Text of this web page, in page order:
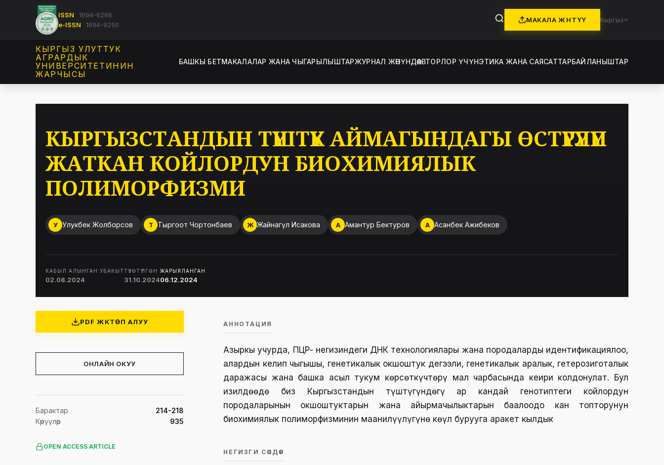
ISSN
1694-6286
e-ISSN
1694-9250
МАКАЛА ЖӨНӨТҮҮ Кыргыз
КЫРГЫЗ УЛУТТУК
АГРАРДЫК
УНИВЕРСИТЕТИНИН
ЖАРЧЫСЫ
БАШКЫ БЕТМАКАЛАЛАР ЖАНА ЧЫГАРЫЛЫШТАРЖУРНАЛ ЖӨНҮНДӨАВТОРЛОР ҮЧҮНЭТИКА ЖАНА САЯСАТТАРБАЙЛАНЫШТАР
КЫРГЫЗСТАНДЫН ТҮШТҮК АЙМАГЫНДАГЫ ӨСТҮРҮЛҮП
ЖАТКАН КОЙЛОРДУН БИОХИМИЯЛЫК
ПОЛИМОРФИЗМИ
У Улукбек Жолборсов Т Тыргоот Чортонбаев Ж Жайнагүл Исакова А Амантур Бектуров А Асанбек Ажибеков
КАБЫЛ АЛЫНГАН УБАКЫТ
02.08.2024
ТҮЗӨТҮЛГӨН
31.10.2024
ЖАРЫЯЛАНГАН
06.12.2024
PDF ЖҮКТӨП АЛУУ
ОНЛАЙН ОКУУ
Барактар
214-218
Көрүүлөр
935
OPEN ACCESS ARTICLE
АННОТАЦИЯ
Азыркы учурда, ПЦР- негизиндеги ДНК технологиялары жана породаларды идентификациялоо,
алардын келип чыгышы, генетикалык окшоштук деңгээли, генетикалык аралык, гетерозиготалык
даражасы жана башка асыл тукум көрсөткүчтөрү мал чарбасында кеңири колдонулат. Бул
изилдөөдө биз Кыргызстандын түштүгүндөгү ар кандай генотиптеги койлордун
породаларынын окшоштуктарын жана айырмачылыктарын баалоодо кан топторунун
биохимиялык полиморфизминин маанилүүлүгүнө көңүл бурууга аракет кылдык
НЕГИЗГИ СӨЗДӨР